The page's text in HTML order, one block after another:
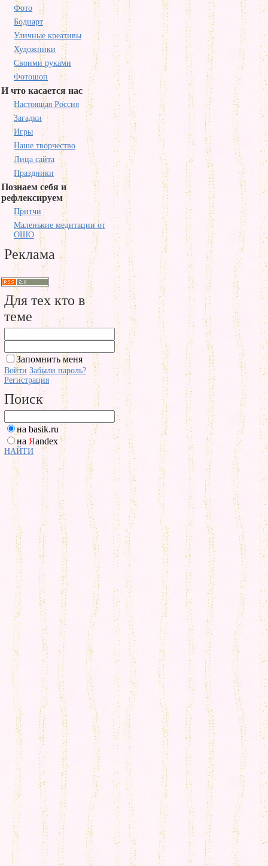
Фото
Бодиарт
Уличные креативы
Художники
Своими руками
Фотошоп
И что касается нас
Настоящая Россия
Загадки
Игры
Наше творчество
Лица сайта
Праздники
Познаем себя и
рефлексируем
Притчи
Маленькие медитации от
ОШО
Реклама
Для тех кто в
теме
Запомнить меня
Войти Забыли пароль?
Регистрация
Поиск
на basik.ru
на Яandex
НАЙТИ